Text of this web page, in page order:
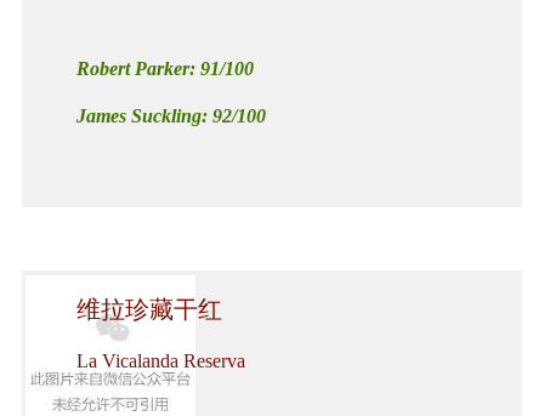
Robert Parker: 91/100
James Suckling: 92/100
维拉珍藏干红
La Vicalanda Reserva